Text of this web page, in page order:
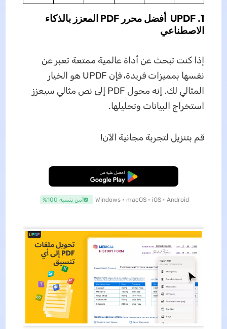
1. UPDF أفضل محرر PDF المعزز بالذكاء
الاصطناعي
إذا كنت تبحث عن أداة عالمية ممتعة تعبر عن
نفسها بمميزات فريدة، فإن UPDF هو الخيار
المثالي لك. إنه محول PDF إلى نص مثالي سيعزز
استخراج البيانات وتحليلها.
قم بتنزيل لتجربة مجانية الآن!
تنزيل مجاني
Windows • macOS • iOS • Android آمن بنسبة 100%